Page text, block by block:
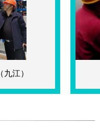
）